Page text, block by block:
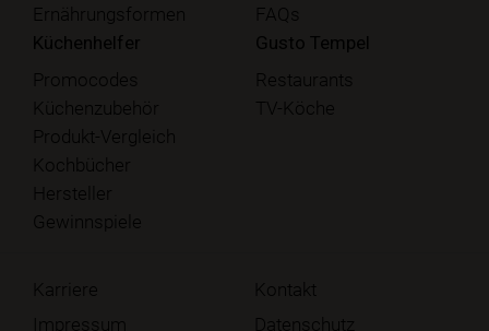
Ernährungsformen
FAQs
Küchenhelfer
Promocodes
Küchenzubehör
Produkt-Vergleich
Kochbücher
Hersteller
Gewinnspiele
Gusto Tempel
Restaurants
TV-Köche
Karriere
Kontakt
Impressum
Datenschutz